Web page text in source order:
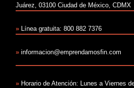
Juárez, 03100 Ciudad de México, CDMX
» Línea gratuita: 800 882 7376
» informacion@emprendamosfin.com
» Horario de Atención: Lunes a Viernes